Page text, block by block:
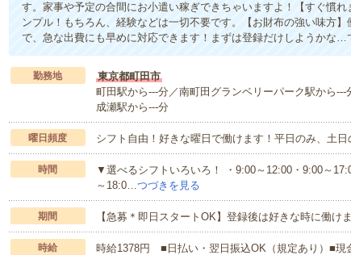
す。家事や予定の合間にお小遣い稼ぎできちゃいますよ！【すぐ慣
ンプル！もちろん、経験などは一切不要です。【お財布の強い味方
で、急な出費にも早めに対応できます！まずは登録だけしようかな…
勤務地
東京都町田市
町田駅から---分／南町田グランベリーパーク駅から
成瀬駅から---分
曜日頻度 シフト自由！好きな曜日で働けます！平日のみ、土
時間
▼選べるシフトいろいろ！ ・9:00～12:00・9:00～
～18:0…つづきを見る
期間 【急募＊即日スタートOK】登録後は好きな時に働け
時給 時給1378円 ■日払い・翌日振込OK（規定あり）■現